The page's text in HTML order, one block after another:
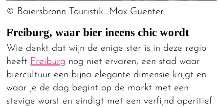
© Baiersbronn Touristik_Max Guenter
Freiburg, waar bier ineens chic wordt
Wie denkt dat wijn de enige ster is in deze regio
heeft Freiburg nog niet ervaren, een stad waar
biercultuur een bijna elegante dimensie krijgt en
waar je de dag begint op de markt met een
stevige worst en eindigt met een verfijnd aperitief